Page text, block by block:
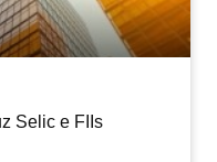
Selic e FIIs